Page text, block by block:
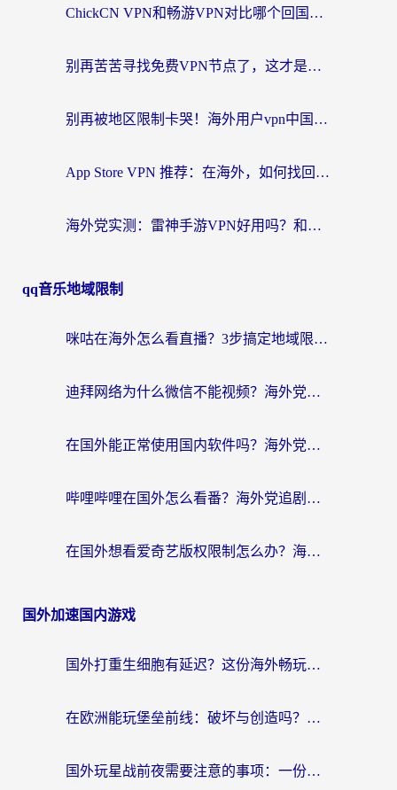
ChickCN VPN和畅游VPN对比哪个回国效果更好？海外党必看的回国加速器选择指南
别再苦苦寻找免费VPN节点了，这才是海外访问国内资源的正确姿势
别再被地区限制卡哭！海外用户vpn中国下载全攻略，无缝刷剧办公社交
App Store VPN 推荐：在海外，如何找回那扇回家的“任意门”？
海外党实测：雷神手游VPN好用吗？和闪电VPN对比哪个回国效果更好？附小众工具深度测评
qq音乐地域限制
咪咕在海外怎么看直播？3步搞定地域限制，还能畅看腾讯视频与国内热剧
迪拜网络为什么微信不能视频？海外党必看的回国加速全攻略
在国外能正常使用国内软件吗？海外党亲测有效的无缝访问指南
哔哩哔哩在国外怎么看番？海外党追剧看片的终极解决方案
在国外想看爱奇艺版权限制怎么办？海外华人必看的追剧自由指南
国外加速国内游戏
国外打重生细胞有延迟？这份海外畅玩国服游戏加速器终极指南请收好
在欧洲能玩堡垒前线：破坏与创造吗？海外党国服游戏不卡顿的秘密
国外玩星战前夜需要注意的事项：一份来自老玩家的网络生存指南